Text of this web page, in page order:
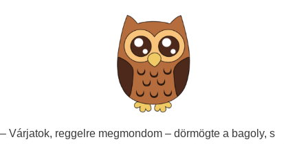
– Várjatok, reggelre megmondom – dörmögte a bagoly, s